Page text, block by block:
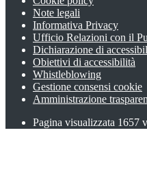
Note legali
Informativa Privacy
Ufficio Relazioni con il
Dichiarazione di
Obiettivi di accessibilità
Whistleblowing
Gestione consensi cookie
Amministrazione
Pagina visualizzata 1657